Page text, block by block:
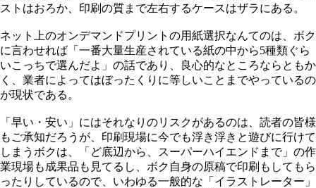
ストはおろか、印刷の質まで左右するケースはザラにある。
ネット上のオンデマンドプリントの用紙選択なんてのは、ボク
に言わせれば「一番大量生産されている紙の中から5種類ぐら
いこっちで選んだよ」の話であり、良心的なところならともか
く、業者によってはぼったくりに等しいことまでやっているの
が現状である。
「早い・安い」にはそれなりのリスクがあるのは、読者の皆様
もご承知だろうが、印刷現場に今でも浮き浮きと遊びに行けて
しまうボクは、「ど底辺から、スーパーハイエンドまで」の作
業現場も成果品も見てるし、ボク自身の原稿で印刷もしてもら
ったりしているので、いわゆる一般的な「イラストレーター」